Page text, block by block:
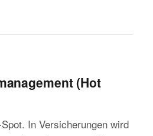
(Hot
In Versicherungen wird